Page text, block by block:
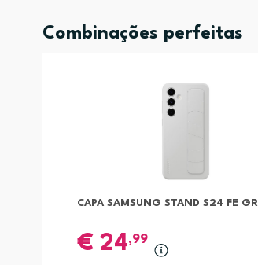
Combinações perfeitas
CAPA SAMSUNG STAND S24 FE GR
€ 24,99